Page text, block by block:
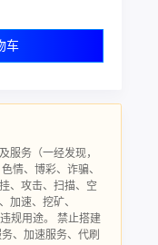
车
服务（一经发现，
情、博彩、诈骗、
、攻击、扫描、空
加速、挖矿、
规用途。 禁止搭建
、加速服务、代刷